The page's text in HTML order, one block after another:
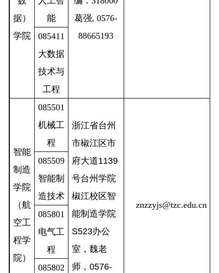
据）
学院
葛强, 0576-
88665193
能
085411
大数据
技术与
工程
智能
制造
学院
（航
空工
程学
院）
085501
机械工
程
浙江省台州
市椒江区市
府大道1139
号台州学院
椒江校区智
能制造学院
S523办公
室，魏老
师，0576-
znzzyjs@tzc.edu.cn
085509
智能制
造技术
085801
电气工
程
085802